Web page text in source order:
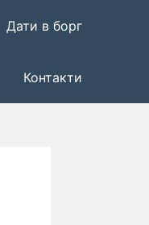
Дати в борг
Контакти